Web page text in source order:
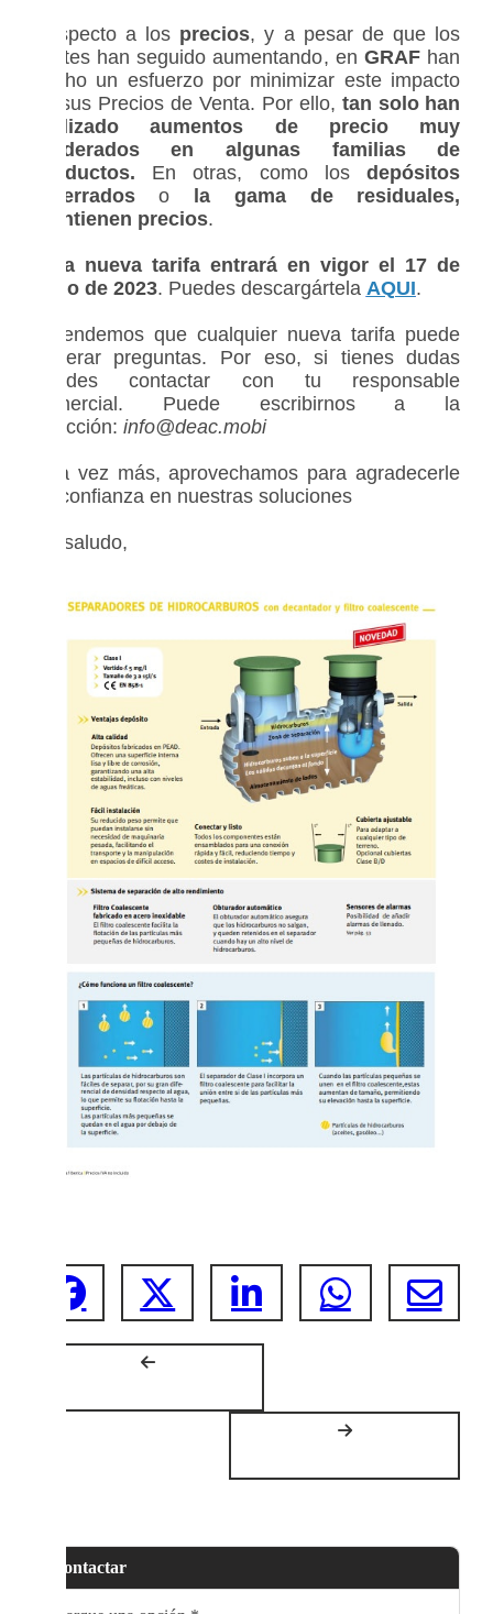
Respecto a los precios, y a pesar de que los
costes han seguido aumentando, enGRAF han
hecho un esfuerzo por minimizar este impacto
en sus Precios de Venta. Por ello, tan solo han
realizado aumentos de precio muy
moderados en algunas familias de
productos. En otras, como losdepósitos
soterradoso la gama de residuales,
mantienen precios.
Esta nueva tarifa entrará en vigor el 17 de
Julio de 2023. Puedes descargártela AQUI.
Entendemos que cualquier nueva tarifa puede
generar preguntas. Por eso, si tienes dudas
puedes contactar con tu responsable
comercial. Puede escribirnos a la
dirección: info@deac.mobi
Una vez más, aprovechamos para agradecerle
su confianza en nuestras soluciones
Un saludo,
Contactar